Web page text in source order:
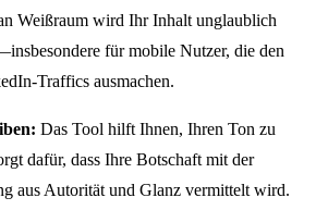
Weißraum wird Ihr Inhalt unglaublich
für mobile Nutzer, die den
Traffics ausmachen.
Das Tool hilft Ihnen, Ihren Ton zu
dafür, dass Ihre Botschaft mit der
aus Autorität und Glanz vermittelt wird.